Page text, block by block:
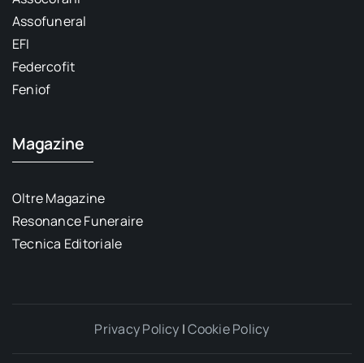
Assofuneral
EFI
Federcofit
Feniof
Magazine
Oltre Magazine
Resonance Funeraire
Tecnica Editoriale
Privacy Policy |Cookie Policy